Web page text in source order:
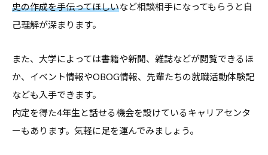
す
。
史の作成を手伝ってほしいなど相談相手になってもらうと自
己理解が深まります。
また、大学によっては書籍や新聞、雑誌などが閲覧できるほ
か、イベント情報やOBOG情報、先輩たちの就職活動体験記
なども入手できます。
内定を得た4年生と話せる機会を設けているキャリアセンタ
ーもあります。気軽に足を運んでみましょう。